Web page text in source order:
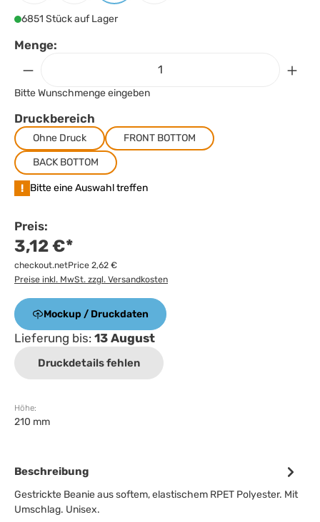
6851 Stück auf Lager
Menge:
Bitte Wunschmenge eingeben
Druckbereich
Ohne Druck
FRONT BOTTOM
BACK BOTTOM
! Bitte eine Auswahl treffen
Preis:
3,12 €*
checkout.netPrice 2,62 €
Preise inkl. MwSt. zzgl. Versandkosten
Mockup / Druckdaten
Lieferung bis: 13 August
Druckdetails fehlen
Höhe:
210 mm
Beschreibung
Gestrickte Beanie aus softem, elastischem RPET Polyester. Mit
Umschlag. Unisex.